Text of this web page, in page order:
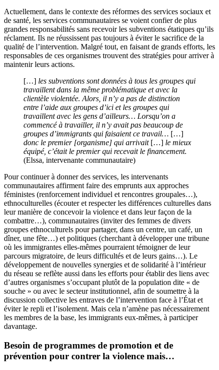
Actuellement, dans le contexte des réformes des services sociaux et
de santé, les services communautaires se voient confier de plus
grandes responsabilités sans recevoir les subventions étatiques qu’ils
réclament. Ils ne réussissent pas toujours à éviter le sacrifice de la
qualité de l’intervention. Malgré tout, en faisant de grands efforts, les
responsables de ces organismes trouvent des stratégies pour arriver à
maintenir leurs actions.
[…] les subventions sont données à tous les groupes qui
travaillent dans la même problématique et avec la
clientèle violentée. Alors, il n’y a pas de distinction
entre l’aide aux groupes d’ici et les groupes qui
travaillent avec les gens d’ailleurs… Lorsqu’on a
commencé à travailler, il n’y avait pas beaucoup de
groupes d’immigrants qui faisaient ce travail… […]
donc le premier [organisme] qui arrivait[…] le mieux
équipé, c’était le premier qui recevait le financement.
(Elssa, intervenante communautaire)
Pour continuer à donner des services, les intervenants
communautaires affirment faire des emprunts aux approches
féministes (renforcement individuel et rencontres groupales…),
ethnoculturelles (écouter et respecter les différences culturelles dans
leur manière de concevoir la violence et dans leur façon de la
combattre…), communautaires (inviter des femmes de divers
groupes ethnoculturels pour partager, dans un centre, un café, un
dîner, une fête…) et politiques (cherchant à développer une tribune
où les immigrantes elles-mêmes pourraient témoigner de leur
parcours migratoire, de leurs difficultés et de leurs gains…). Le
développement de nouvelles synergies et de solidarité à l’intérieur
du réseau se reflète aussi dans les efforts pour établir des liens avec
d’autres organismes s’occupant plutôt de la population dite « de
souche » ou avec le secteur institutionnel, afin de soumettre à la
discussion collective les entraves de l’intervention face à l’État et
éviter le repli et l’isolement. Mais cela n’amène pas nécessairement
les membres de la base, les immigrants eux-mêmes, à participer
davantage.
Besoin de programmes de promotion et de
prévention pour contrer la violence mais…